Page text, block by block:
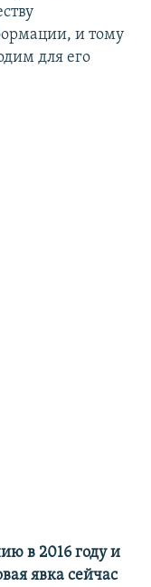
и тому
для его
в 2016 году и
явка сейчас